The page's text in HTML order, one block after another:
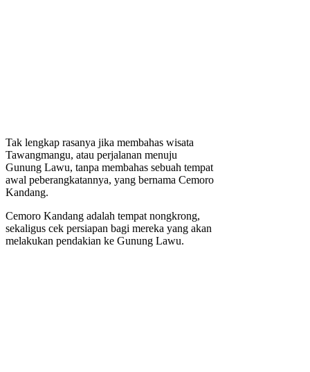
Tak lengkap rasanya jika membahas wisata
Tawangmangu, atau perjalanan menuju
Gunung Lawu, tanpa membahas sebuah tempat
awal peberangkatannya, yang bernama Cemoro
Kandang.
Cemoro Kandang adalah tempat nongkrong,
sekaligus cek persiapan bagi mereka yang akan
melakukan pendakian ke Gunung Lawu.